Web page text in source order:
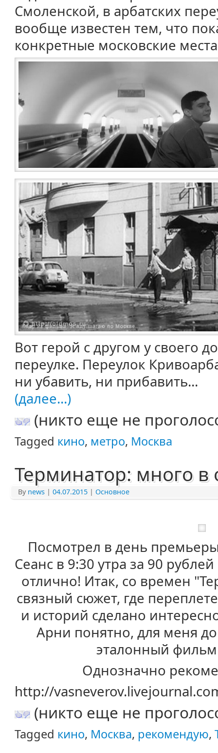
Смоленской, в арбатских
вообще известен тем, что
конкретные московские
Вот герой с другом у своего
переулке. Переулок
ни убавить, ни прибавить...
(далее...)
(никто еще не
Tagged кино, метро, Москва
Терминатор: много в
By news | 04.07.2015 | Основное
Посмотрел в день
Сеанс в 9:30 утра за 90
отлично! Итак, со времен
связный сюжет, где
и историй сделано
Арни понятно, для меня
эталонный
Однозначно
http://
(никто еще не
Tagged кино, Москва, рекомендую,